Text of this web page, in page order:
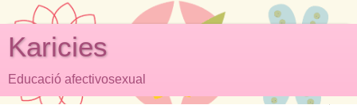
Karicies
Educació afectivosexual